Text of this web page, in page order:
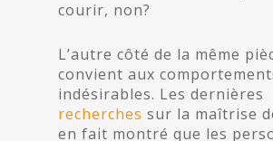
courir, non?
L’autre côté de la même
convient aux
indésirables. Les dernières
recherches sur la maîtrise
en fait montré que les